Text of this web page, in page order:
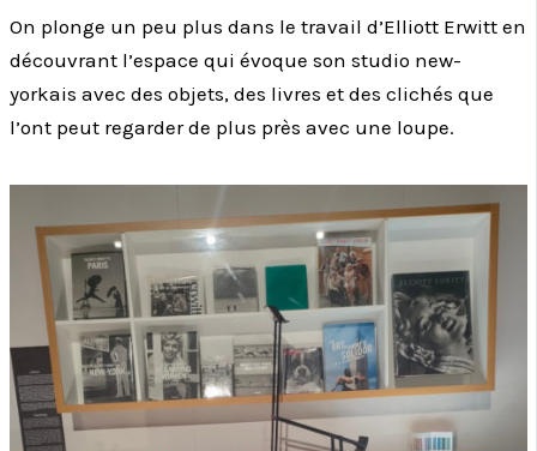
On plonge un peu plus dans le travail d’Elliott Erwitt en
découvrant l’espace qui évoque son studio new-
yorkais avec des objets, des livres et des clichés que
l’ont peut regarder de plus près avec une loupe.